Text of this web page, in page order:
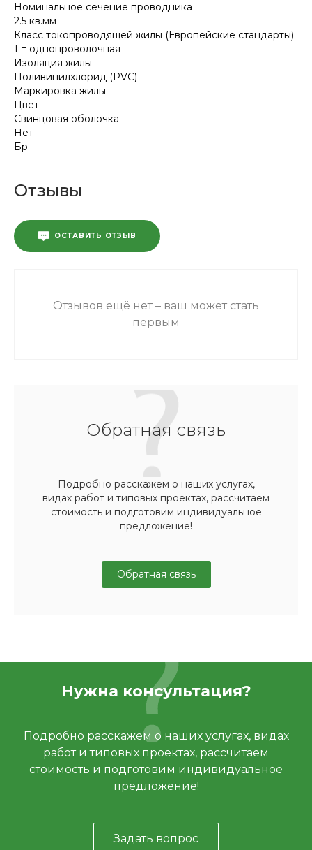
Номинальное сечение проводника
2.5 кв.мм
Класс токопроводящей жилы (Европейские стандарты)
1 = однопроволочная
Изоляция жилы
Поливинилхлорид (PVC)
Маркировка жилы
Цвет
Свинцовая оболочка
Нет
Бр
Отзывы
ОСТАВИТЬ ОТЗЫВ
Отзывов ещё нет – ваш может стать
первым
Обратная связь
Подробно расскажем о наших услугах,
видах работ и типовых проектах, рассчитаем
стоимость и подготовим индивидуальное
предложение!
Обратная связь
Нужна консультация?
Подробно расскажем о наших услугах, видах
работ и типовых проектах, рассчитаем
стоимость и подготовим индивидуальное
предложение!
Задать вопрос